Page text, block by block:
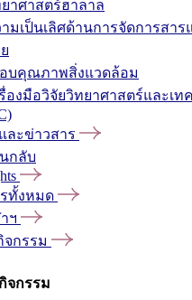
าศาสตร์ฮาลาล
มเป็นเลิศด้านการจัดการสาร
บคุณภาพสิ่งแวดล้อม
องมือวิจัยวิทยาศาสตร์และเท
ละข่าวสาร
กลับ
ทั้งหมด
ฯ
กรรม
จกรรม